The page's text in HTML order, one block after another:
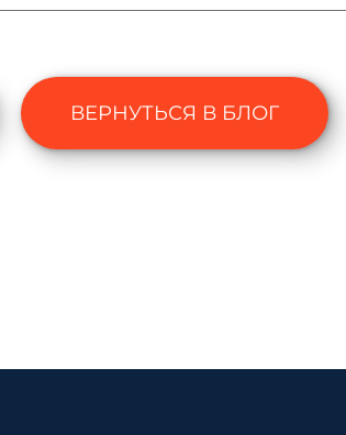
ВЕРНУТЬСЯ В БЛОГ